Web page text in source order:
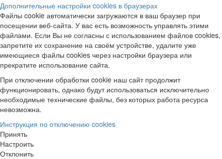
Дополнительные настройки cookies в браузерах
Файлы cookie автоматически загружаются в ваш браузер при
посещении веб-сайта. У вас есть возможность управлять этими
файлами. Если Вы не согласны с использованием файлов cookies,
запретите их сохранение на своём устройстве, удалите уже
имеющиеся файлы cookies через настройки браузера или
прекратите использование сайта.
При отключении обработки cookie наш сайт продолжит
функционировать, однако будут использоваться исключительно
необходимые технические файлы, без которых работа ресурса
невозможна.
Инструкция по отключению cookies
Принять
Настроить
Отклонить